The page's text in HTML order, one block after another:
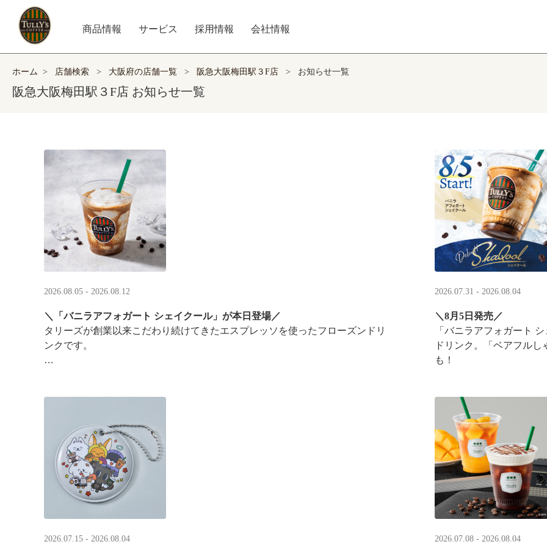
商品情報 サービス 採用情報 会社情報
ホーム > 店舗検索 > 大阪府の店舗一覧 > 阪急大阪梅田駅３F店 > お知らせ一覧
阪急大阪梅田駅３F店 お知らせ一覧
2026.08.05 - 2026.08.12
＼「バニラアフォガート シェイクール」が本日登場／
タリーズが創業以来こだわり続けてきたエスプレッソを使ったフローズンドリ
ンクです。
2026.07.31 - 2026.08.04
＼8月5日発売／
「バニラアフォガート
ドリンク。「ベアフル
も！
2026.07.15 - 2026.08.04 2026.07.08 - 2026.08.04